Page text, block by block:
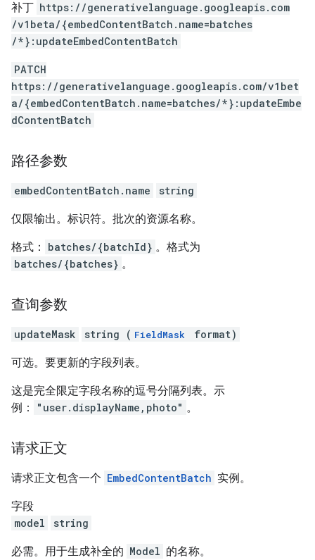
补丁 https: / /generativelanguage.googleapis.com
/v1beta/{embedContentBatch.name=batches
/*}:updateEmbedContentBatch
PATCH
https://generativelanguage.googleapis.com/v1bet
a/{embedContentBatch.name=batches/*}:updateEmbe
dContentBatch
路径参数
embedContentBatch.name string
仅限输出。标识符。批次的资源名称。
格式： batches/{batchId} 。格式为
batches/{batches} 。
查询参数
updateMask string ( FieldMask format)
可选。要更新的字段列表。
这是完全限定字段名称的逗号分隔列表。示
例：
"user.displayName,photo" 。
请求正文
请求正文包含一个 EmbedContentBatch 实例。
字段
model
string
必需。用于生成补全的 Model 的名称。